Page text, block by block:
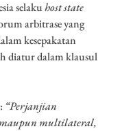
selakuhost state
arbitrase yang
kesepakatan
diatur dalam klausul
“Perjanjian
multilateral,